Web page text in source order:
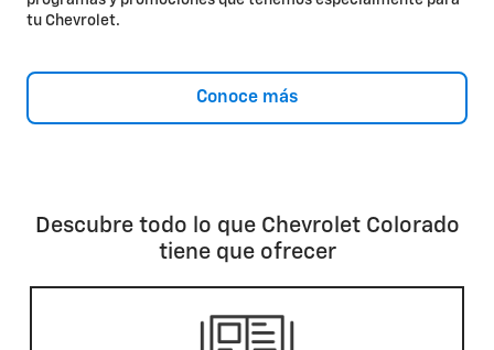
tu Chevrolet.
Conoce más
Descubre todo lo que Chevrolet Colorado
tiene que ofrecer